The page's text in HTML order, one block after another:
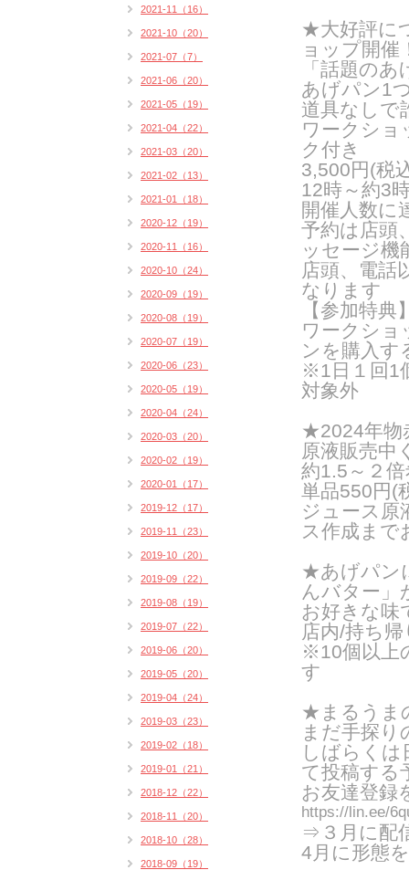
★大好評に
ョップ開催
「話題の
あげパン1
道具なしで
ワークショ
ク付き
3,500円(税
12時～約3
開催人数に
予約は店頭
ッセージ機
店頭、電話
なります
【参加特典
ワークショ
ンを購入す
※1日１回1
対象外
★2024年物
原液販売中
約1.5～２
単品550円(
ジュース原
ス作成まで
★あげパン
んバター」
お好きな味
店内/持ち
※10個以上
す
★まるうま
まだ手探り
しばらくは
て投稿する
お友達登録
https://lin.ee/
⇒３月に配
4月に形態
2021-11（16）
2021-10（20）
2021-07（7）
2021-06（20）
2021-05（19）
2021-04（22）
2021-03（20）
2021-02（13）
2021-01（18）
2020-12（19）
2020-11（16）
2020-10（24）
2020-09（19）
2020-08（19）
2020-07（19）
2020-06（23）
2020-05（19）
2020-04（24）
2020-03（20）
2020-02（19）
2020-01（17）
2019-12（17）
2019-11（23）
2019-10（20）
2019-09（22）
2019-08（19）
2019-07（22）
2019-06（20）
2019-05（20）
2019-04（24）
2019-03（23）
2019-02（18）
2019-01（21）
2018-12（22）
2018-11（20）
2018-10（28）
2018-09（19）